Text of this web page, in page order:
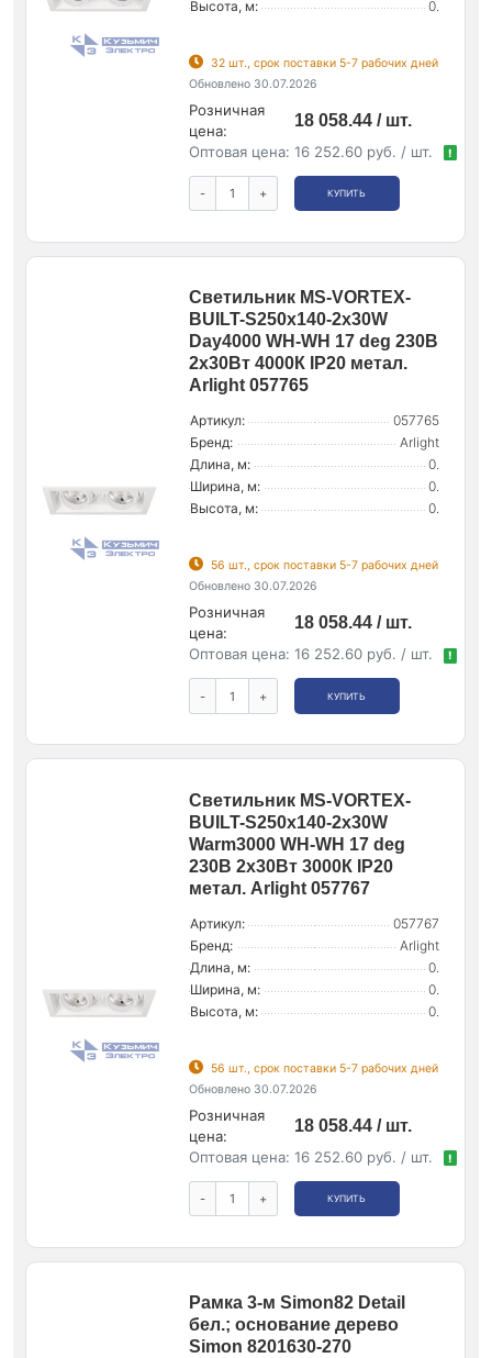
Высота, м:
0.
32 шт., срок поставки 5-7 рабочих дней
Обновлено 30.07.2026
Розничная
цена:
18 058.44 / шт.
Оптовая цена: 16 252.60 руб. / шт. !
- + КУПИТЬ
Светильник MS-VORTEX-
BUILT-S250x140-2x30W
Day4000 WH-WH 17 deg 230В
2х30Вт 4000К IP20 метал.
Arlight 057765
Артикул:
057765
Бренд:
Arlight
Длина, м:
0.
Ширина, м:
0.
Высота, м:
0.
56 шт., срок поставки 5-7 рабочих дней
Обновлено 30.07.2026
Розничная
цена:
18 058.44 / шт.
Оптовая цена: 16 252.60 руб. / шт. !
- + КУПИТЬ
Светильник MS-VORTEX-
BUILT-S250x140-2x30W
Warm3000 WH-WH 17 deg
230В 2х30Вт 3000К IP20
метал. Arlight 057767
Артикул:
057767
Бренд:
Arlight
Длина, м:
0.
Ширина, м:
0.
Высота, м:
0.
56 шт., срок поставки 5-7 рабочих дней
Обновлено 30.07.2026
Розничная
цена:
18 058.44 / шт.
Оптовая цена: 16 252.60 руб. / шт. !
- + КУПИТЬ
Рамка 3-м Simon82 Detail
бел.; основание дерево
Simon 8201630-270